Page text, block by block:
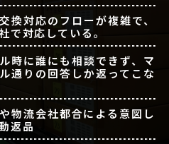
換対応のフローが複雑で、
で対応している。
時に誰にも相談できず、マ
通りの回答しか返ってこな
物流会社都合による意図し
返品